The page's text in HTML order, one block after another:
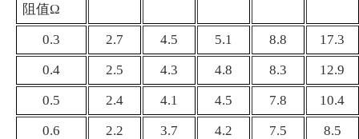
阻值Ω
0.3 2.7 4.5 5.1 8.8
17.3
0.4
2.5 4.3 4.8 8.3
12.9
0.5
2.4 4.1 4.5 7.8
10.4
0.6
2.2 3.7 4.2 7.5
8.5